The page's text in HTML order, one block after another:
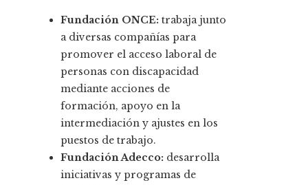
Fundación ONCE: trabaja junto
a diversas compañías para
promover el acceso laboral de
personas con discapacidad
mediante acciones de
formación, apoyo en la
intermediación y ajustes en los
puestos de trabajo.
Fundación Adecco: desarrolla
iniciativas y programas de